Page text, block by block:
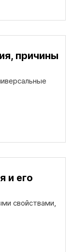
причины
и его
свойствами,